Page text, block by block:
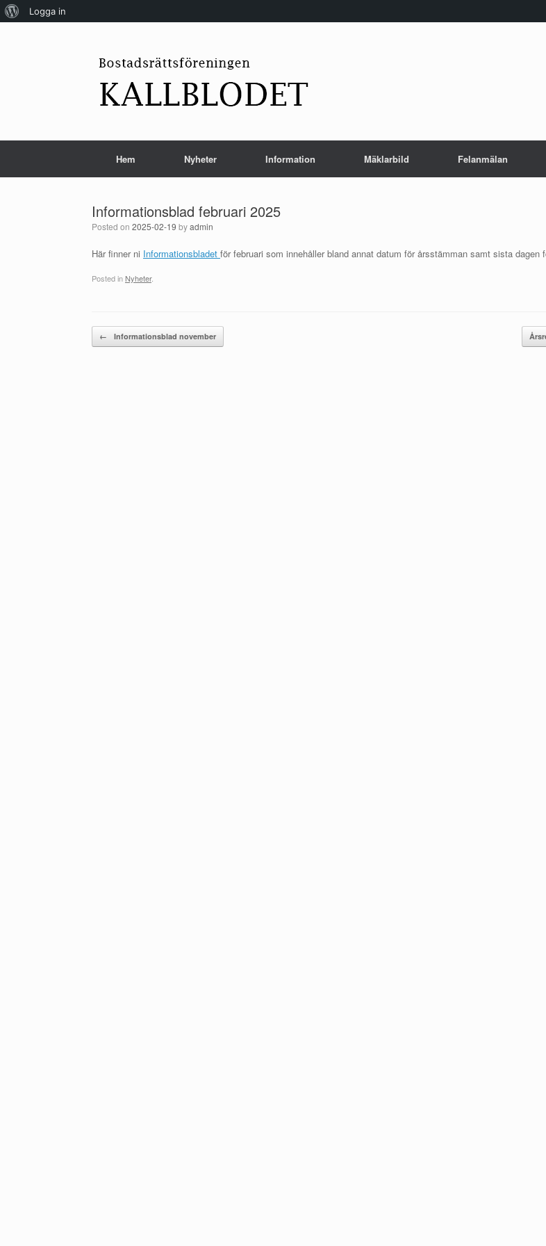
OmLogga in
Hem Nyheter Information Mäklarbild Felanmälan
Informationsblad februari 2025
Posted on 2025-02-19 byadmin
Här finner ni Informationsbladet för februari som innehåller bland annat datum för årsstämman samt sista dagen
Posted in Nyheter.
Post navigation
← Informationsblad november